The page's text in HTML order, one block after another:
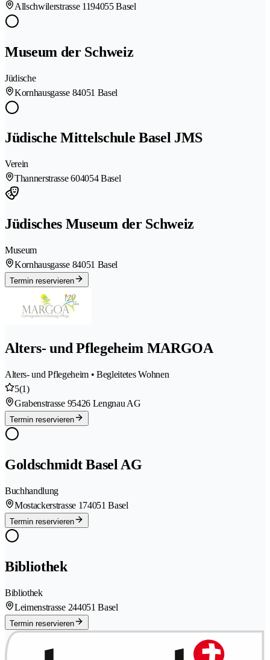
Allschwilerstrasse 1194055 Basel
Museum der Schweiz
Jüdische
Kornhausgasse 84051 Basel
Jüdische Mittelschule Basel JMS
Verein
Thannerstrasse 604054 Basel
Jüdisches Museum der Schweiz
Museum
Kornhausgasse 84051 Basel
Termin reservieren
Alters- und Pflegeheim MARGOA
Alters- und Pflegeheim • Begleitetes Wohnen
5(1)
Grabenstrasse 95426 Lengnau AG
Termin reservieren
Goldschmidt Basel AG
Buchhandlung
Mostackerstrasse 174051 Basel
Termin reservieren
Bibliothek
Bibliothek
Leimenstrasse 244051 Basel
Termin reservieren